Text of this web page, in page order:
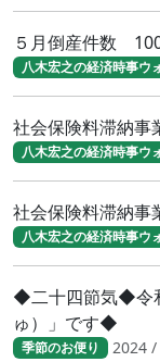
５月倒産件数
八木宏之の経済時事ウ
社会保険料滞納事
八木宏之の経済時事ウ
社会保険料滞納事
八木宏之の経済時事ウ
◆二十四節気◆令
ゅ）」です◆
季節のお便り 2024